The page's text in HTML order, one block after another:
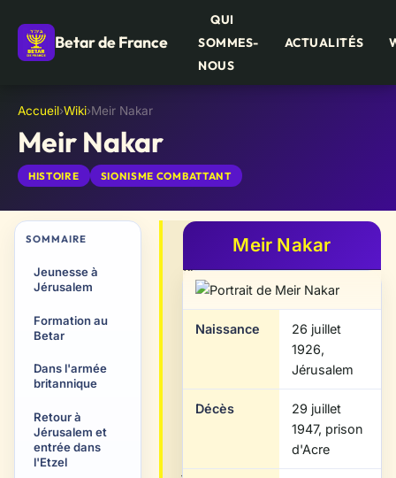
Betar de France
QUI
SOMMES-
NOUS
ACTUALITÉS
Accueil›Wiki›Meir Nakar
Meir Nakar
HISTOIRE SIONISME COMBATTANT
SOMMAIRE
Jeunesse à
Jérusalem
Formation au
Betar
Dans l'armée
britannique
Retour à
Jérusalem et
entrée dans
l'Etzel
Nakar
(1926-
1947),
né
dans
juive
Meir Nakar
Naissance
26 juillet
1926,
Jérusalem
Décès
29 juillet
1947, prison
d'Acre